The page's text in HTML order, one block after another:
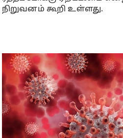
நிறுவனம் கூறி உள்ளது.